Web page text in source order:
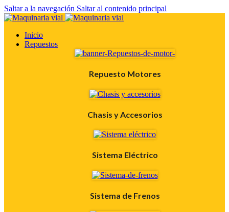
Saltar a la navegación Saltar al contenido principal
Inicio
Repuestos
Repuesto Motores
Chasis y Accesorios
Sistema Eléctrico
Sistema de Frenos